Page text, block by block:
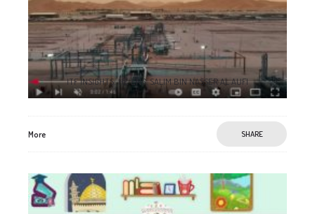
ITF INSIGHTS: HE ENG. SALIM BIN NASSER AL AUFI
More SHARE